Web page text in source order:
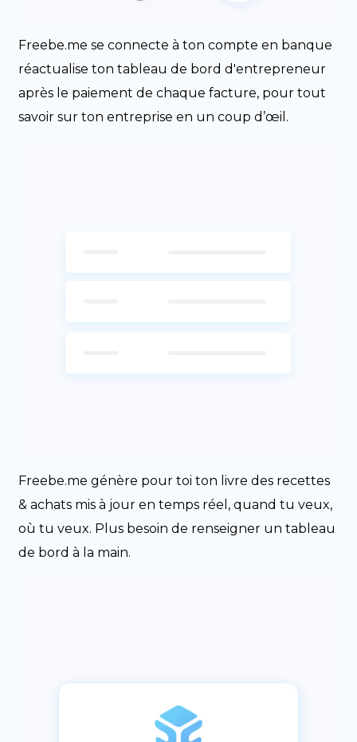
Freebe.me se connecte à ton compte en banque
réactualise ton tableau de bord d'entrepreneur
après le paiement de chaque facture, pour tout
savoir sur ton entreprise en un coup d’œil.
Freebe.me génère pour toi ton livre des recettes
& achats mis à jour en temps réel, quand tu veux,
où tu veux. Plus besoin de renseigner un tableau
de bord à la main.